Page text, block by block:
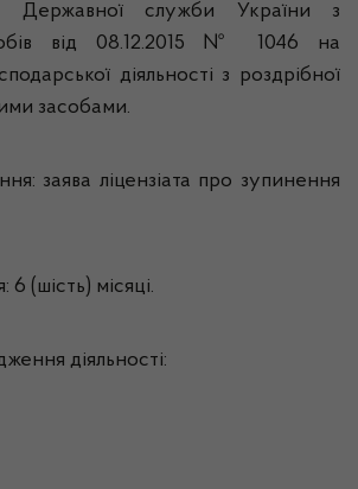
Державної служби України з
від 08.12.2015 № 1046 на
діяльності з роздрібної
засобами.
заява ліцензіата про зупинення
(шість) місяці.
діяльності: